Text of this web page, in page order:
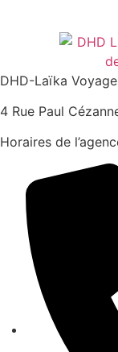
DHD-Laïka
4 Rue Paul
Horaires de